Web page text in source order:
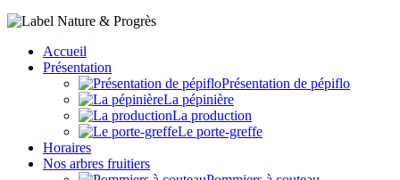
Accueil
Présentation
Présentation de pépiflo
La pépinière
La production
Le porte-greffe
Horaires
Nos arbres fruitiers